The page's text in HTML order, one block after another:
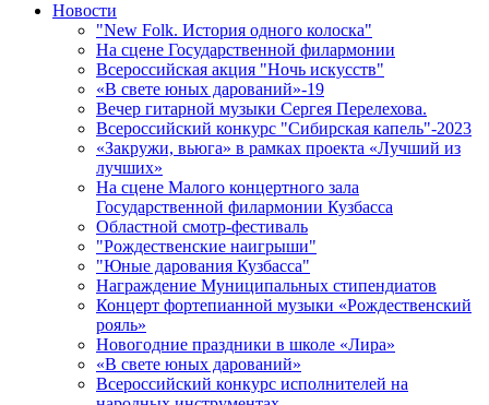
Новости
"New Folk. История одного колоска"
На сцене Государственной филармонии
Всероссийская акция "Ночь искусств"
«В свете юных дарований»-19
Вечер гитарной музыки Сергея Перелехова.
Всероссийский конкурс "Сибирская капель"-2023
«Закружи, вьюга» в рамках проекта «Лучший из
лучших»
На сцене Малого концертного зала
Государственной филармонии Кузбасса
Областной смотр-фестиваль
"Рождественские наигрыши"
"Юные дарования Кузбасса"
Награждение Муниципальных стипендиатов
Концерт фортепианной музыки «Рождественский
рояль»
Новогодние праздники в школе «Лира»
«В свете юных дарований»
Всероссийский конкурс исполнителей на